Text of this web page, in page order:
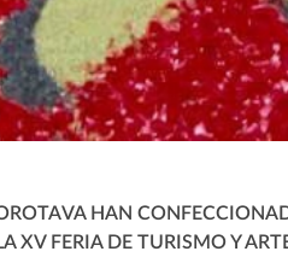
HAN
XV FERIA DE TURISMO Y